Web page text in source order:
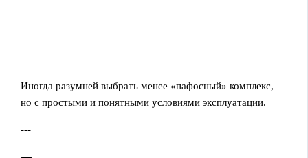
Иногда разумней выбрать менее «пафосный» комплекс,
но с простыми и понятными условиями эксплуатации.
---